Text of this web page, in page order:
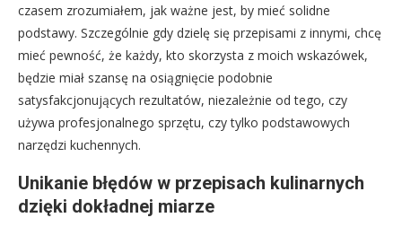
czasem zrozumiałem, jak ważne jest, by mieć solidne
podstawy. Szczególnie gdy dzielę się przepisami z innymi, chcę
mieć pewność, że każdy, kto skorzysta z moich wskazówek,
będzie miał szansę na osiągnięcie podobnie
satysfakcjonujących rezultatów, niezależnie od tego, czy
używa profesjonalnego sprzętu, czy tylko podstawowych
narzędzi kuchennych.
Unikanie błędów w przepisach kulinarnych
dzięki dokładnej miarze